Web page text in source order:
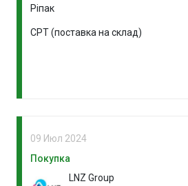
Ріпак
CPT (поставка на склад)
09 Июл 2024
Покупка
LNZ Group